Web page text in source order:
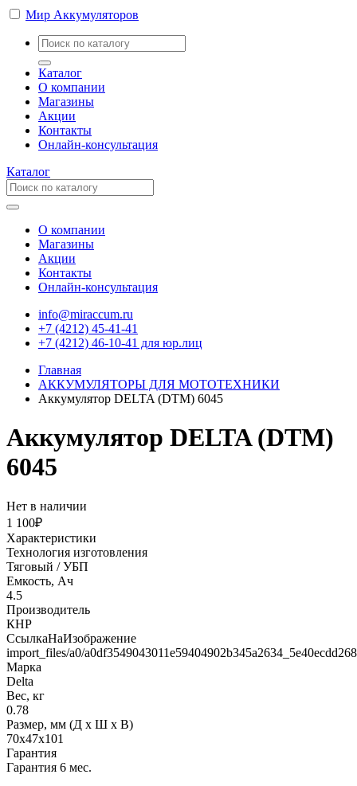
Мир Аккумуляторов
Каталог
О компании
Магазины
Акции
Контакты
Онлайн-консультация
Каталог
О компании
Магазины
Акции
Контакты
Онлайн-консультация
info@miraccum.ru
+7 (4212) 45-41-41
+7 (4212) 46-10-41 для юр.лиц
Главная
АККУМУЛЯТОРЫ ДЛЯ МОТОТЕХНИКИ
Аккумулятор DELTA (DTM) 6045
Аккумулятор DELTA (DTM)
6045
Нет в наличии
1 100₽
Характеристики
Технология изготовления
Тяговый / УБП
Емкость, Ач
4.5
Производитель
КНР
СсылкаНаИзображение
import_files/a0/
Марка
Delta
Вес, кг
0.78
Размер, мм (Д x Ш x В)
70x47x101
Гарантия
Гарантия 6 мес.